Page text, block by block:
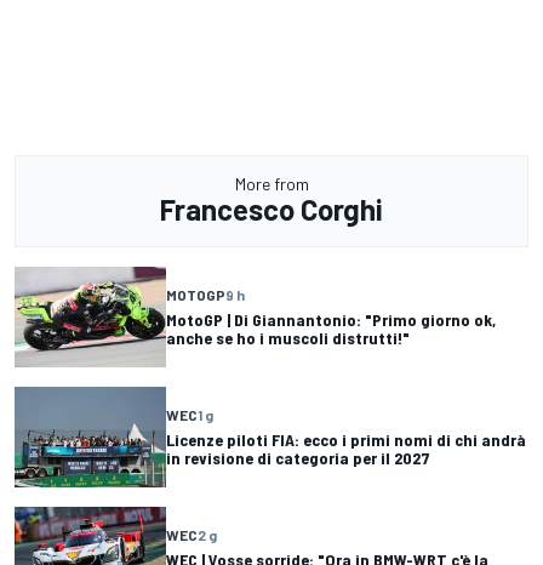
More from
Francesco Corghi
MOTOGP9 h
MotoGP | Di Giannantonio: "Primo giorno ok,
anche se ho i muscoli distrutti!"
WEC1 g
Licenze piloti FIA: ecco i primi nomi di chi andrà
in revisione di categoria per il 2027
WEC2 g
WEC | Vosse sorride: "Ora in BMW-WRT c'è la